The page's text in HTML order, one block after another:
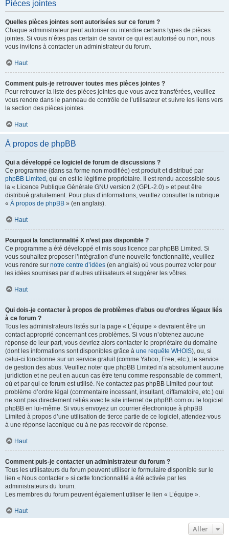
Pièces jointes
Quelles pièces jointes sont autorisées sur ce forum ?
Chaque administrateur peut autoriser ou interdire certains types de pièces
jointes. Si vous n’êtes pas certain de savoir ce qui est autorisé ou non, nous
vous invitons à contacter un administrateur du forum.
Haut
Comment puis-je retrouver toutes mes pièces jointes ?
Pour retrouver la liste des pièces jointes que vous avez transférées, veuillez
vous rendre dans le panneau de contrôle de l’utilisateur et suivre les liens vers
la section des pièces jointes.
Haut
À propos de phpBB
Qui a développé ce logiciel de forum de discussions ?
Ce programme (dans sa forme non modifiée) est produit et distribué par
phpBB Limited , qui en est le légitime propriétaire. Il est rendu accessible sous
la « Licence Publique Générale GNU version 2 (GPL-2.0) » et peut être
distribué gratuitement. Pour plus d’informations, veuillez consulter la rubrique
« À propos de phpBB » (en anglais).
Haut
Pourquoi la fonctionnalité X n’est pas disponible ?
Ce programme a été développé et mis sous licence par phpBB Limited. Si
vous souhaitez proposer l’intégration d’une nouvelle fonctionnalité, veuillez
vous rendre sur notre centre d’idées (en anglais) où vous pourrez voter pour
les idées soumises par d’autres utilisateurs et suggérer les vôtres.
Haut
Qui dois-je contacter à propos de problèmes d’abus ou d’ordres légaux liés
à ce forum ?
Tous les administrateurs listés sur la page « L’équipe » devraient être un
contact approprié concernant ces problèmes. Si vous n’obtenez aucune
réponse de leur part, vous devriez alors contacter le propriétaire du domaine
(dont les informations sont disponibles grâce à une requête WHOIS), ou, si
celui-ci fonctionne sur un service gratuit (comme Yahoo, Free, etc.), le service
de gestion des abus. Veuillez noter que phpBB Limited n’a absolument aucune
juridiction et ne peut en aucun cas être tenu comme responsable de comment,
où et par qui ce forum est utilisé. Ne contactez pas phpBB Limited pour tout
problème d’ordre légal (commentaire incessant, insultant, diffamatoire, etc.) qui
ne sont pas directement reliés avec le site internet de phpBB.com ou le logiciel
phpBB en lui-même. Si vous envoyez un courrier électronique à phpBB
Limited à propos d’une utilisation de tierce partie de ce logiciel, attendez-vous
à une réponse laconique ou à ne pas recevoir de réponse.
Haut
Comment puis-je contacter un administrateur du forum ?
Tous les utilisateurs du forum peuvent utiliser le formulaire disponible sur le
lien « Nous contacter » si cette fonctionnalité a été activée par les
administrateurs du forum.
Les membres du forum peuvent également utiliser le lien « L’équipe ».
Haut
Aller